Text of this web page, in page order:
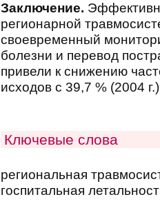
Заключение.
регионарной
своевременный
болезни и перевод
привели к снижению
исходов с 39,7 % (2004
Ключевые слова
региональная
госпитальная